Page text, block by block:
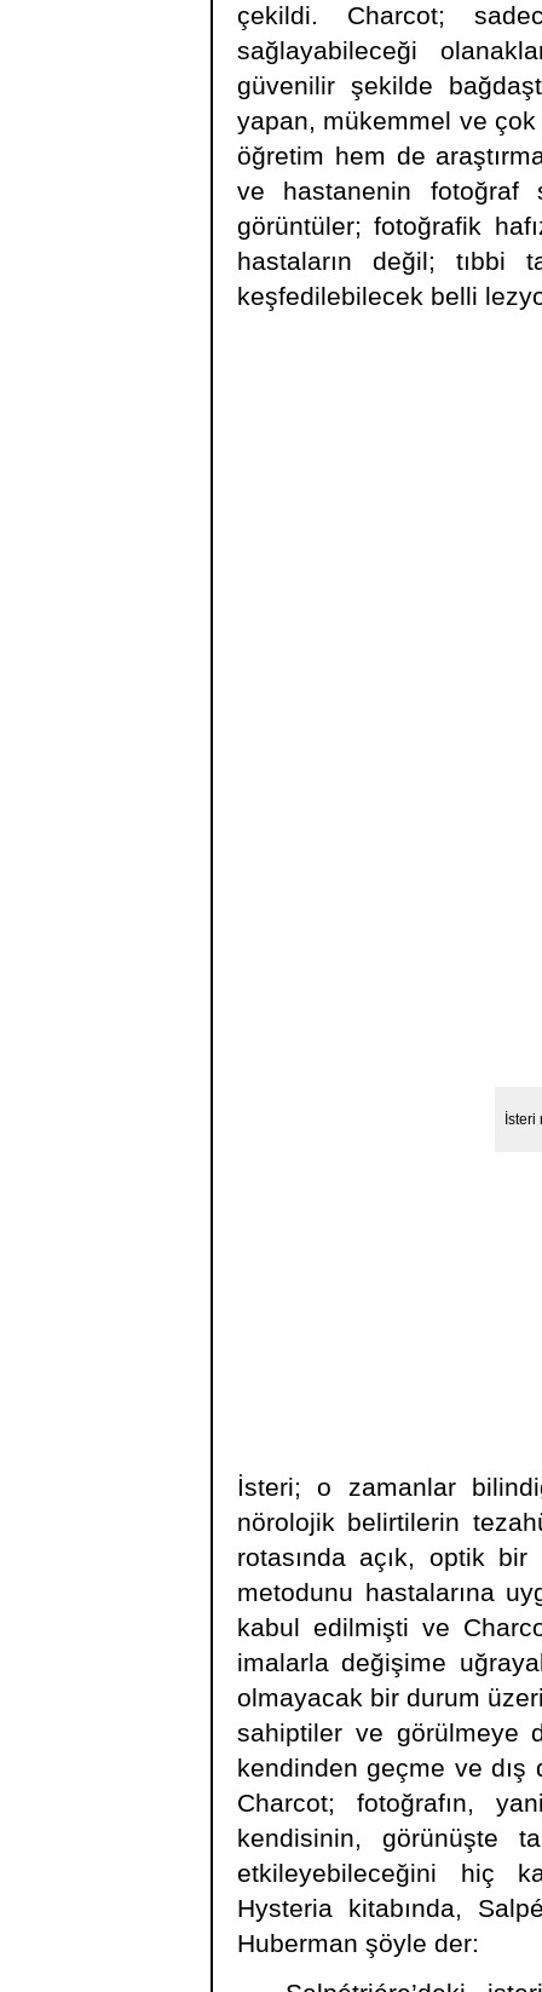
çekildi. Charcot;
sağlayabileceği
güvenilir şekilde
yapan, mükemmel ve çok
öğretim hem de
ve hastanenin
görüntüler; fotoğrafik
hastaların değil; tıbbi
keşfedilebilecek belli
İsteri
İsteri; o zamanlar
nörolojik belirtilerin
rotasında açık, optik
metodunu hastalarına
kabul edilmişti ve
imalarla değişime
olmayacak bir durum
sahiptiler ve görülmeye
kendinden geçme ve dış
Charcot; fotoğrafın,
kendisinin, görünüşte
etkileyebileceğini hiç
Hysteria kitabında,
Huberman şöyle der: